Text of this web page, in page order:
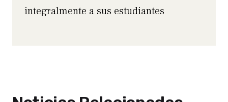
integralmente a sus estudiantes